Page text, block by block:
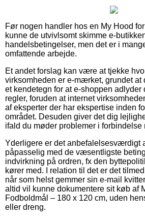
Før nogen handler hos en My Hood
kunne de utvivlsomt skimme e-
handelsbetingelser, men det er i
omfattende arbejde.
Et andet forslag kan være at tjekke
virksomheden er e-mærket, grundet
et kendetegn for at e-shoppen
regler, foruden at internet
af eksperter der har ekspertise inden
området. Desuden giver det dig
ifald du møder problemer i forbindelse
Yderligere er det anbefalelsesværdigt
påpasselig med de væsentligste
indvirkning på ordren, fx den
kører med. I relation til det er det
når som helst gemmer sin e-mail
altid vil kunne dokumentere sit køb af
Fodboldmål – 180 x 120 cm, uden
eller dreng.